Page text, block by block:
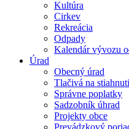
Kultúra
Cirkev
Rekreácia
Odpady
Kalendár vývozu
Úrad
Obecný úrad
Tlačivá na
Správne poplatky
Sadzobník úhrad
Projekty obce
Prevádzkový